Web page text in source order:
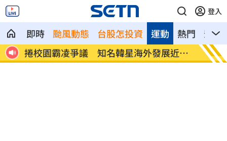
登入
即時 颱風動態 台股怎投資 熱門 影音
運動
捲校園霸凌爭議 知名韓星海外發展近況
曝
身價
做